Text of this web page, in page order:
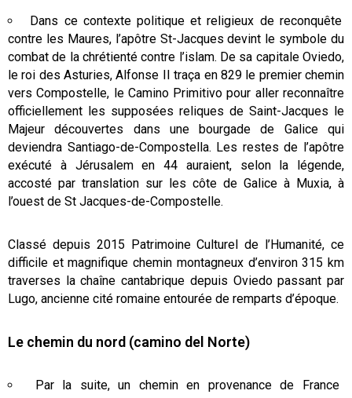
Dans ce contexte politique et religieux de reconquête
contre les Maures, l’apôtre St-Jacques devint le symbole du
combat de la chrétienté contre l’islam. De sa capitale Oviedo,
le roi des Asturies, Alfonse II traça en 829 le premier chemin
vers Compostelle, le Camino Primitivo pour aller reconnaître
officiellement les supposées reliques de Saint-Jacques le
Majeur découvertes dans une bourgade de Galice qui
deviendra Santiago-de-Compostella. Les restes de l’apôtre
exécuté à Jérusalem en 44 auraient, selon la légende,
accosté par translation sur les côte de Galice à Muxia, à
l’ouest de St Jacques-de-Compostelle.
Classé depuis 2015 Patrimoine Culturel de l’Humanité, ce
difficile et magnifique chemin montagneux d’environ 315 km
traverses la chaîne cantabrique depuis Oviedo passant par
Lugo, ancienne cité romaine entourée de remparts d’époque.
Le chemin du nord (camino del Norte)
Par la suite, un chemin en provenance de France